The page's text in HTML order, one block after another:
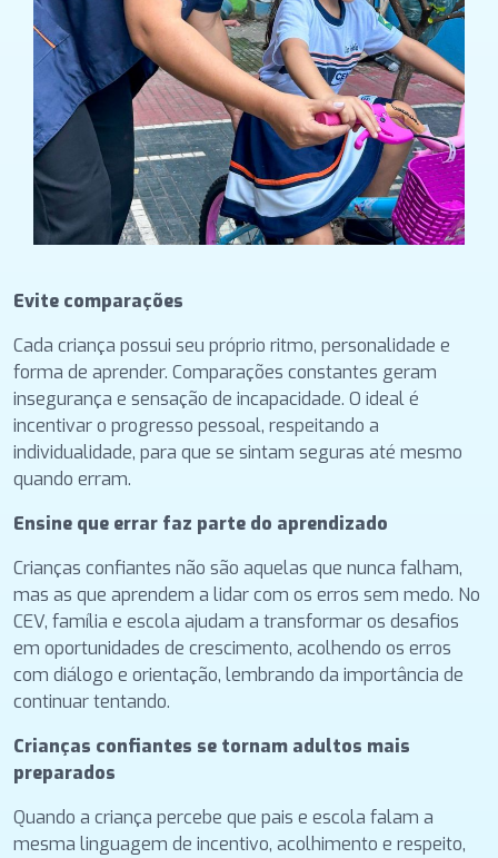
Evite comparações
Cada criança possui seu próprio ritmo, personalidade e
forma de aprender. Comparações constantes geram
insegurança e sensação de incapacidade. O ideal é
incentivar o progresso pessoal, respeitando a
individualidade, para que se sintam seguras até mesmo
quando erram.
Ensine que errar faz parte do aprendizado
Crianças confiantes não são aquelas que nunca falham,
mas as que aprendem a lidar com os erros sem medo. No
CEV, família e escola ajudam a transformar os desafios
em oportunidades de crescimento, acolhendo os erros
com diálogo e orientação, lembrando da importância de
continuar tentando.
Crianças confiantes se tornam adultos mais
preparados
Quando a criança percebe que pais e escola falam a
mesma linguagem de incentivo, acolhimento e respeito,